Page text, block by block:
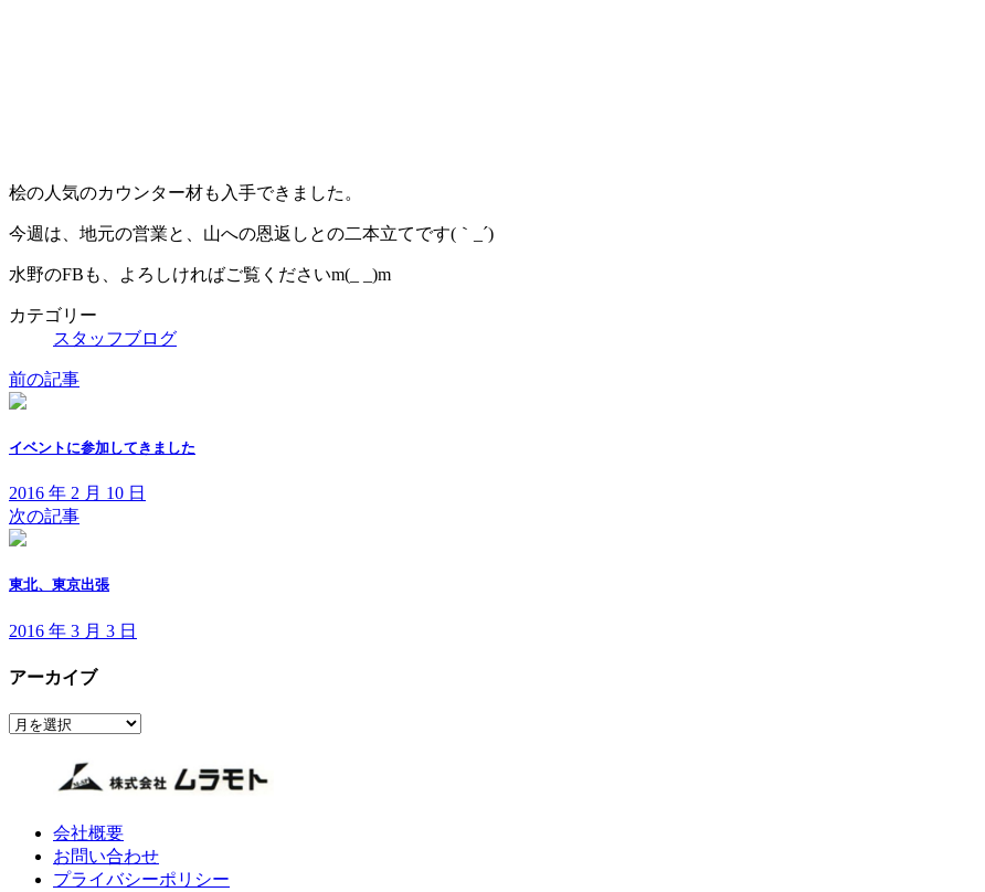
桧の人気のカウンター材も入手できました。
今週は、地元の営業と、山への恩返しとの二本立てです(｀_´)ゞ
水野のFBも、よろしければご覧くださいm(_ _)m
カテゴリー
スタッフブログ
前の記事
イベントに参加してきました
2016 年 2 月 10 日
次の記事
東北、東京出張
2016 年 3 月 3 日
アーカイブ
ア
会社概要
お問い合わせ
プライバシーポリシー